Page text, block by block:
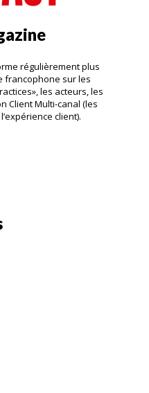
régulièrement plus
francophone sur les
les acteurs, les
Client Multi-canal (les
client).